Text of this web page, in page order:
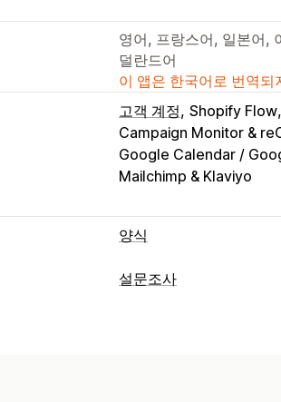
영어, 프랑스어, 일본어,
덜란드어
이 앱은 한국어로 번역되
고객 계정 Shopify Flow
Campaign Monitor &
Google Calendar /
Mailchimp & Klaviyo
양식
양식 유형
설문조사